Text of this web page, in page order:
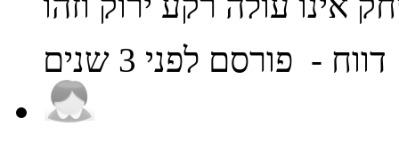
דווח - פורסם לפני 3 שנים